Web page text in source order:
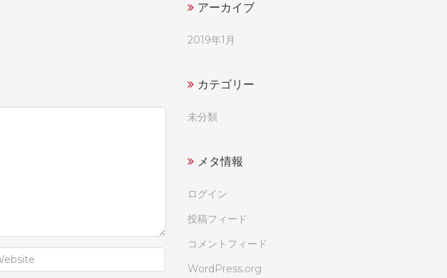
アーカイブ
2019年1月
カテゴリー
未分類
メタ情報
ログイン
投稿フィード
コメントフィード
WordPress.org